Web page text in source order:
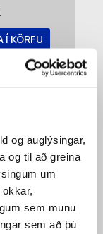
og auglýsingar,
og til að greina
um
sem munu
sem að þú
Í KÖRFU